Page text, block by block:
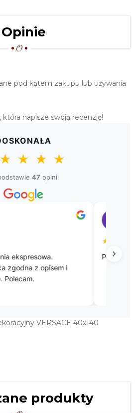
160X160 EKRI
zł
Opinie
pod kątem zakupu lub używania
która napisze swoją recenzję!
★ ★ ★ ★
47 opinii
obrusy.
VERSACE 40x140
produkty